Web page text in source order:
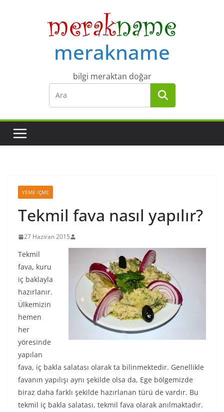
merakname
bilgi meraktan doğar
YEME İÇME
Tekmil fava nasıl yapılır?
27 Haziran 2015
Tekmil
fava, kuru
iç baklayla
hazırlanır.
Ülkemizin
hemen
her
yöresinde
yapılan
fava, iç bakla salatası olarak ta bilinmektedir. Genellikle
favanın yapılışı aynı şekilde olsa da, Ege bölgemizde
biraz daha farklı şekilde hazırlanan türü de vardır. Bu
tekmil iç bakla salatası, tekmil fava olarak anılmaktadır.